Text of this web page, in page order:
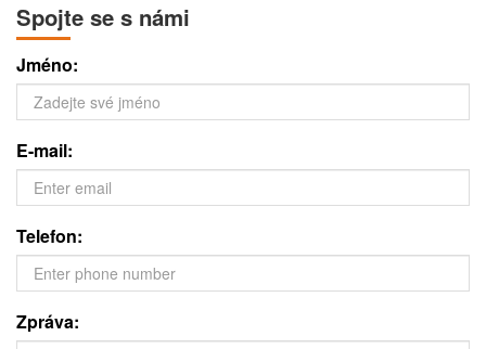
Spojte se s námi
Jméno:
E-mail:
Telefon:
Zpráva: